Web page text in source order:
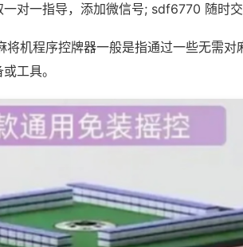
对一指导，添加微信号; sdf6770 随时交
将机程序控牌器一般是指通过一些无需对
工具。